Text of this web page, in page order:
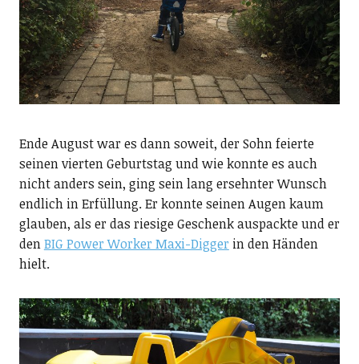
Ende August war es dann soweit, der Sohn feierte
seinen vierten Geburtstag und wie konnte es auch
nicht anders sein, ging sein lang ersehnter Wunsch
endlich in Erfüllung. Er konnte seinen Augen kaum
glauben, als er das riesige Geschenk auspackte und er
denBIG Power Worker Maxi-Digger in den Händen
hielt.